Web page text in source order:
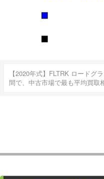
■
■
【2020年式】FLTRK ロードグ
間で、中古市場で最も平均買取